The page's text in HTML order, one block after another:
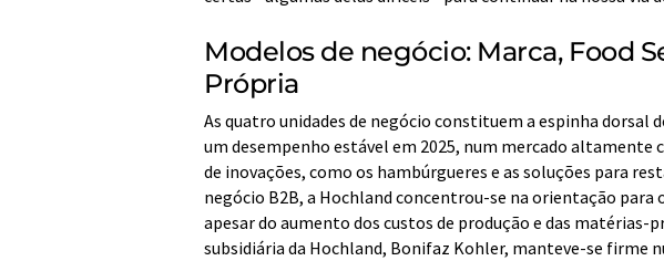
Modelos de negócio: Marca, Food
Própria
As quatro unidades de negócio constituem a espinha dorsal
um desempenho estável em 2025, num mercado altamente
de inovações, como os hambúrgueres e as soluções para
negócio B2B, a Hochland concentrou-se na orientação
apesar do aumento dos custos de produção e das matérias-
subsidiária da Hochland, Bonifaz Kohler, manteve-se firme